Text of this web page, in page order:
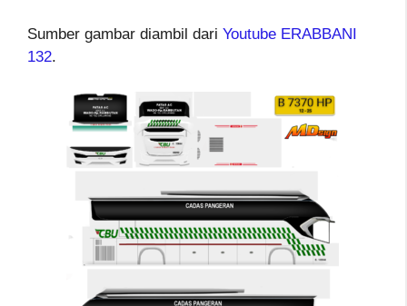
Sumber gambar diambil dari Youtube ERABBANI
132.